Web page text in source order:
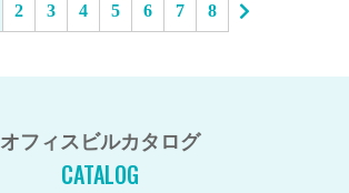
2 3 4 5 6 7 8
オフィスビルカタログ
CATALOG